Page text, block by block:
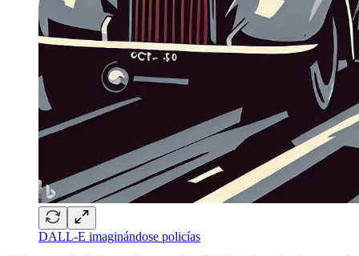
DALL-E imaginándose policías